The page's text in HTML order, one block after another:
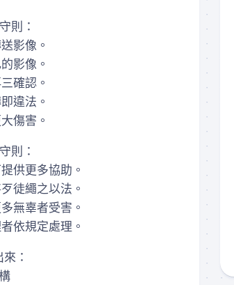
則：
影像。
影像。
確認。
違法。
傷害。
則：
供更多協助。
徒繩之以法。
無辜者受害。
依規定處理。
：